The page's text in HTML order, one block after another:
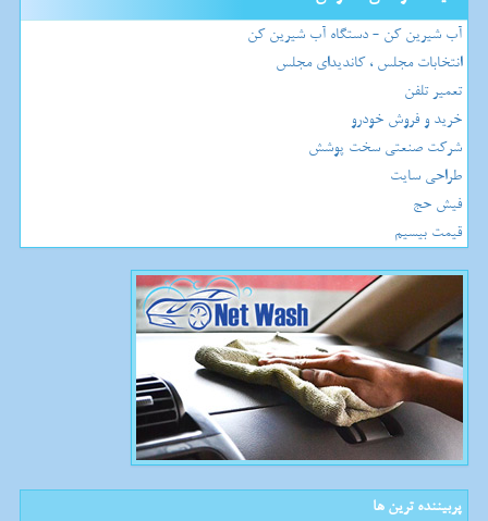
آب شیرین کن - دستگاه آب شیرین کن
انتخابات مجلس ، کاندیدای مجلس
تعمیر تلفن
خرید و فروش خودرو
شرکت صنعتی سخت پوشش
طراحی سایت
فیش حج
قیمت بیسیم
پربیننده ترین ها